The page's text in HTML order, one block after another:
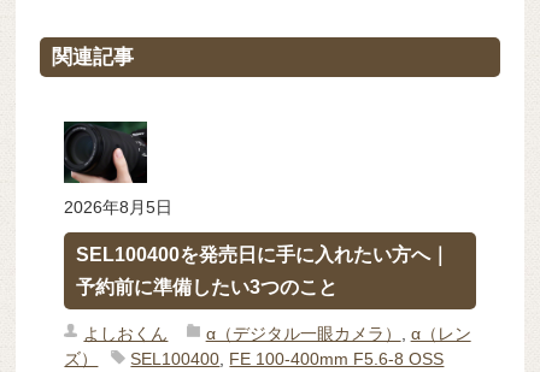
関連記事
2026年8月5日
SEL100400を発売日に手に入れたい方へ｜
予約前に準備したい3つのこと
よしおくん α（デジタル一眼カメラ）
α（レン
ズ）
SEL100400 FE 100-400mm F5.6-8 OSS